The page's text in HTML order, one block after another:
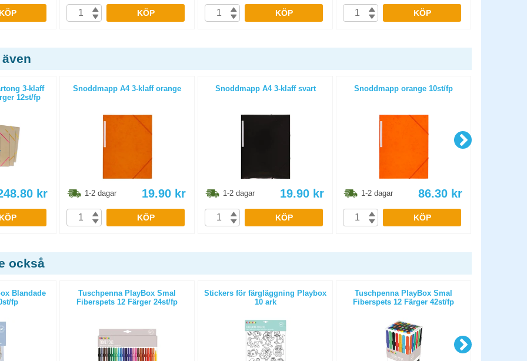
KÖP KÖP KÖP KÖP
3-klaff
12st/fp
kr
KÖP
Snoddmapp A4 3-klaff orange
1-2 dagar 19.90 kr
KÖP
Snoddmapp A4 3-klaff svart
1-2 dagar 19.90 kr
KÖP
Snoddmapp orange 10st/fp
1-2 dagar 86.30 kr
KÖP
också
Blandade
fp
Tuschpenna PlayBox Smal
Fiberspets 12 Färger 24st/fp
Stickers för färgläggning Playbox
10 ark
Tuschpenna PlayBox Smal
Fiberspets 12 Färger 42st/fp